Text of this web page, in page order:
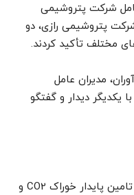
شرکت پتروشیمی
پتروشیمی رازی، دو
مختلف تأکید کردند.
مدیران عامل
یکدیگر دیدار و گفتگو
این دیدار که در ماهشهر برگزار شد، بر تامین پایدار خوراک CO2 و